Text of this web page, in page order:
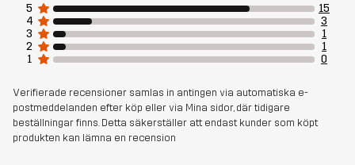
80 x 35 x 33 cm
Material 1
80% Polyamid (Återvunnen), 20%
Polyester (Återvunnen)
Bluesign® APPROVED
läs här
5
15
4
3
3
1
2
1
1
0
Verifierade recensioner samlas in antingen via automatiska e-
postmeddelanden efter köp eller via Mina sidor, där tidigare
beställningar finns. Detta säkerställer att endast kunder som köpt
produkten kan lämna en recension